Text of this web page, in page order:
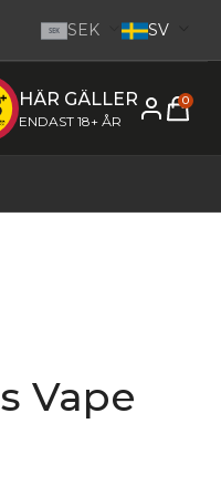
SEK SEK SV
HÄR GÄLLER
ENDAST 18+ ÅR
0
Vape